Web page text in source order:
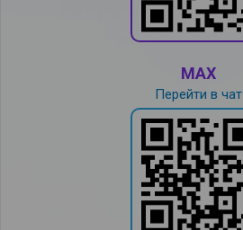
MAX
Перейти в чат